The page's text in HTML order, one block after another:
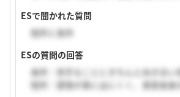
ESで聞かれた質問
短所と長所
ESの質問の回答
長所：苦手なことにきちんと向き合い
短所：感情が表に出にくく、喜怒哀楽